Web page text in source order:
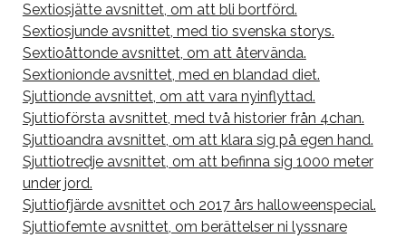
Sextiosjätte avsnittet, om att bli bortförd.
Sextiosjunde avsnittet, med tio svenska storys.
Sextioåttonde avsnittet, om att återvända.
Sextionionde avsnittet, med en blandad diet.
Sjuttionde avsnittet, om att vara nyinflyttad.
Sjuttioförsta avsnittet, med två historier från 4chan.
Sjuttioandra avsnittet, om att klara sig på egen hand.
Sjuttiotredje avsnittet, om att befinna sig 1000 meter
under jord.
Sjuttiofjärde avsnittet och 2017 års halloweenspecial.
Sjuttiofemte avsnittet, om berättelser ni lyssnare